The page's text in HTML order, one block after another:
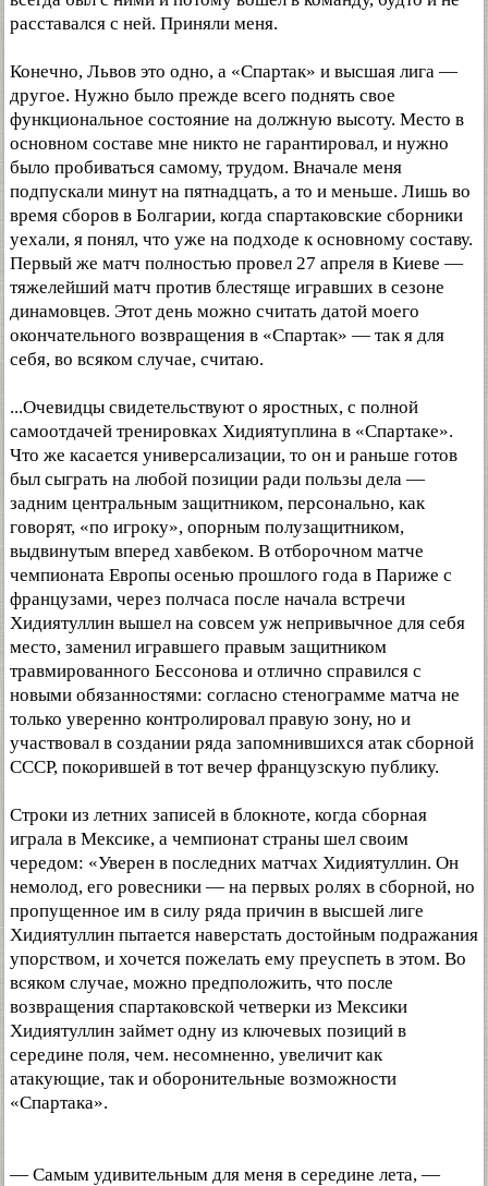
расставался с ней. Приняли меня.
Конечно, Львов это одно, а «Спартак» и высшая лига —
другое. Нужно было прежде всего поднять свое
функциональное состояние на должную высоту. Место в
основном составе мне никто не гарантировал, и нужно
было пробиваться самому, трудом. Вначале меня
подпускали минут на пятнадцать, а то и меньше. Лишь во
время сборов в Болгарии, когда спартаковские сборники
уехали, я понял, что уже на подходе к основному составу.
Первый же матч полностью провел 27 апреля в Киеве —
тяжелейший матч против блестяще игравших в сезоне
динамовцев. Этот день можно считать датой моего
окончательного возвращения в «Спартак» — так я для
себя, во всяком случае, считаю.
...Очевидцы свидетельствуют о яростных, с полной
самоотдачей тренировках Хидиятуплина в «Спартаке».
Что же касается универсализации, то он и раньше готов
был сыграть на любой позиции ради пользы дела —
задним центральным защитником, персонально, как
говорят, «по игроку», опорным полузащитником,
выдвинутым вперед хавбеком. В отборочном матче
чемпионата Европы осенью прошлого года в Париже с
французами, через полчаса после начала встречи
Хидиятуллин вышел на совсем уж непривычное для себя
место, заменил игравшего правым защитником
травмированного Бессонова и отлично справился с
новыми обязанностями: согласно стенограмме матча не
только уверенно контролировал правую зону, но и
участвовал в создании ряда запомнившихся атак сборной
СССР, покорившей в тот вечер французскую публику.
Строки из летних записей в блокноте, когда сборная
играла в Мексике, а чемпионат страны шел своим
чередом: «Уверен в последних матчах Хидиятуллин. Он
немолод, его ровесники — на первых ролях в сборной, но
пропущенное им в силу ряда причин в высшей лиге
Хидиятуллин пытается наверстать достойным подражания
упорством, и хочется пожелать ему преуспеть в этом. Во
всяком случае, можно предположить, что после
возвращения спартаковской четверки из Мексики
Хидиятуллин займет одну из ключевых позиций в
середине поля, чем. несомненно, увеличит как
атакующие, так и оборонительные возможности
«Спартака».
— Самым удивительным для меня в середине лета, —